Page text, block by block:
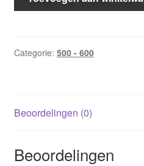
586:
de
Edwards
Categorie: 500 - 600
Beoordelingen (0)
Beoordelingen